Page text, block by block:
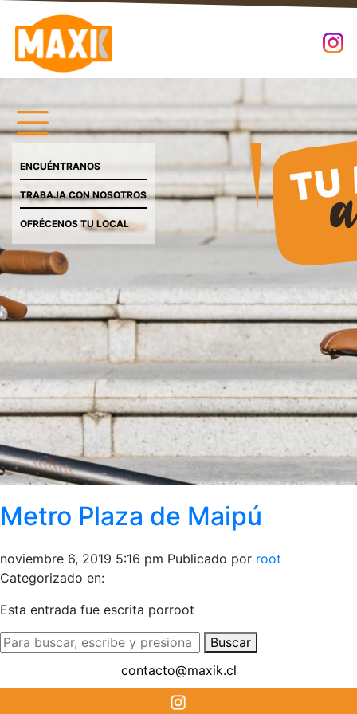
ENCUÉNTRANOS
TRABAJA CON NOSOTROS
OFRÉCENOS TU LOCAL
Metro Plaza de Maipú
noviembre 6, 2019 5:16 pm Publicado por root
Categorizado en:
Esta entrada fue escrita porroot
Buscar
contacto@maxik.cl